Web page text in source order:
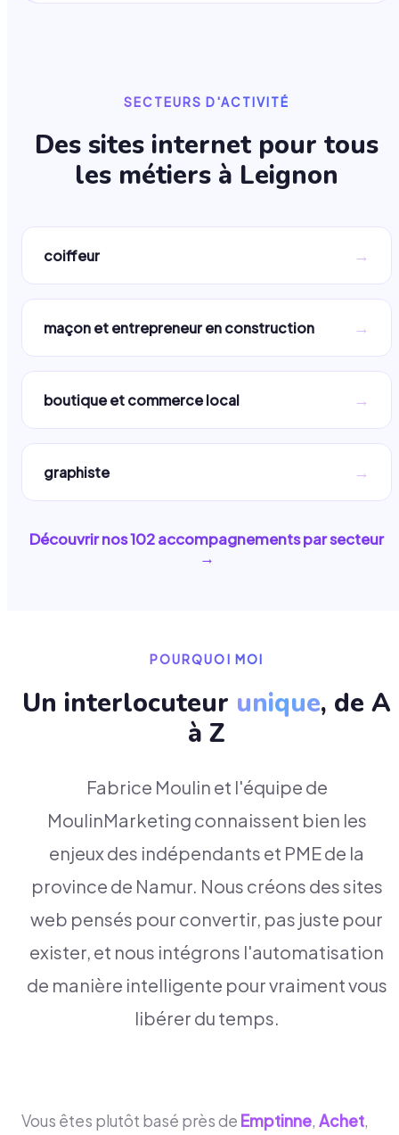
SECTEURS D'ACTIVITÉ
Des sites internet pour tous
les métiers à Leignon
coiffeur →
maçon et entrepreneur en construction →
boutique et commerce local →
graphiste →
Découvrir nos102accompagnements par secteur
→
POURQUOI MOI
Un interlocuteur unique, de A
à Z
Fabrice Moulin et l'équipe de
MoulinMarketing connaissent bien les
enjeux des indépendants et PME de la
province de Namur. Nous créons des sites
web pensés pour convertir, pas juste pour
exister, et nous intégrons l'automatisation
de manière intelligente pour vraiment vous
libérer du temps.
Vous êtes plutôt basé près de Emptinne, Achet,